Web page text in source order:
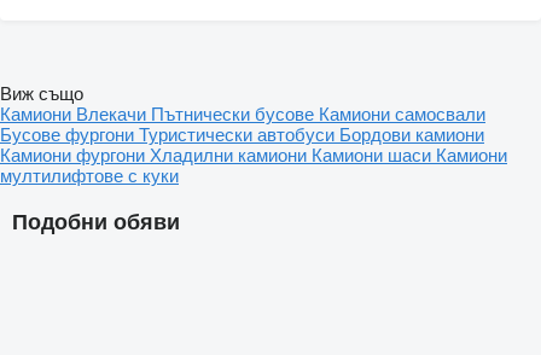
Подобни обяви
Виж също
Камиони Влекачи Пътнически бусове Камиони самосвали
Бусове фургони Туристически автобуси Бордови камиони
Камиони фургони Хладилни камиони Камиони шаси Камиони
мултилифтове с куки